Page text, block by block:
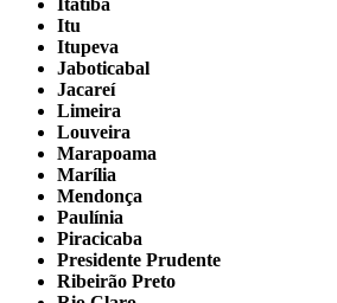
Itatiba
Itu
Itupeva
Jaboticabal
Jacareí
Limeira
Louveira
Marapoama
Marília
Mendonça
Paulínia
Piracicaba
Presidente Prudente
Ribeirão Preto